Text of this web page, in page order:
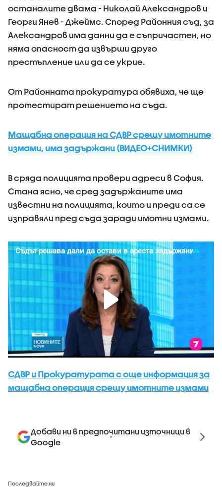
останалите двама - Николай Александров и
Георги Янев - Джеймс. Според Районния съд, за
Александров има данни да е съпричастен, но
няма опасност да извърши друго
престъпление или да се укрие.
От Районната прокуратура обявиха, че ще
протестират решението на съда.
Мащабна операция на СДВР срещу имотните
измами, има задържани (ВИДЕО+СНИМКИ)
В сряда полицията провери адреси в София.
Стана ясно, че сред задържаните има
известни на полицията, които и преди са се
изправяли пред съда заради имотни измами.
СДВР и Прокуратурата с още информация за
мащабна операция срещу имотните измами
Добави ни в предпочитани източници в
Google
Последвайте ни